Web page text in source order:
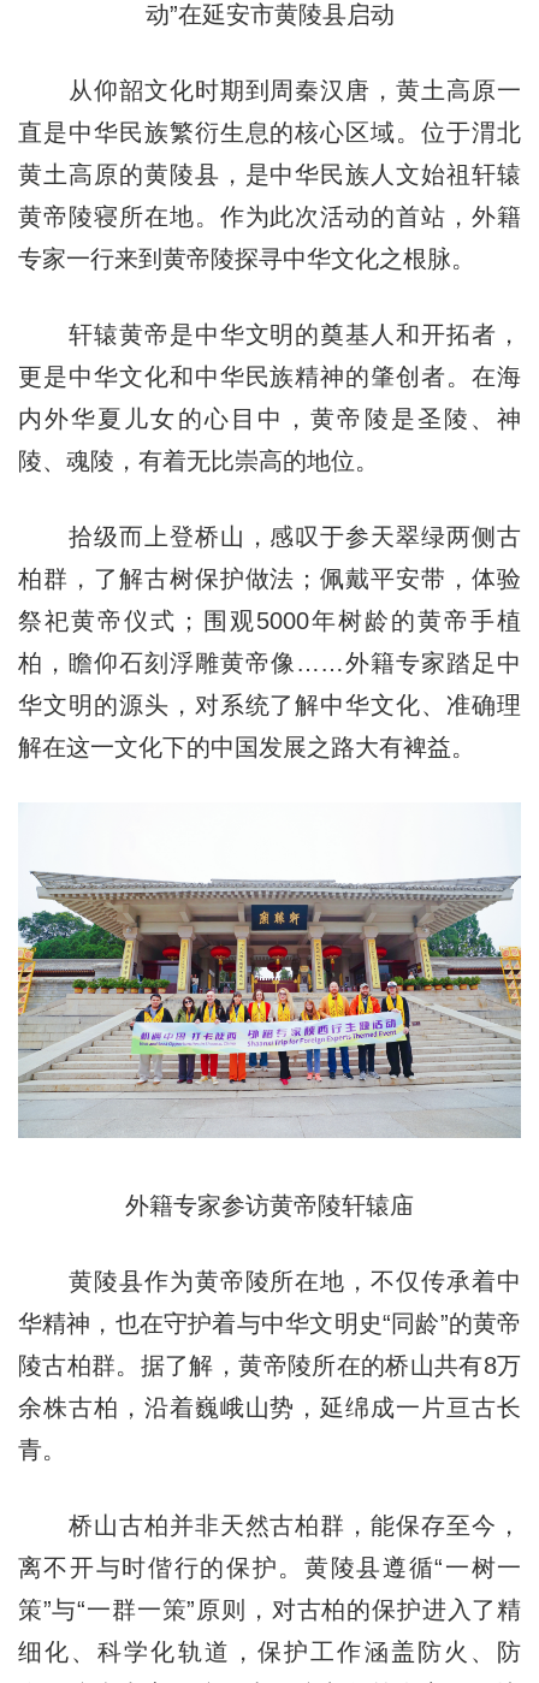
动”在延安市黄陵县启动
从仰韶文化时期到周秦汉唐，黄土高原一
直是中华民族繁衍生息的核心区域。位于渭北
黄土高原的黄陵县，是中华民族人文始祖轩辕
黄帝陵寝所在地。作为此次活动的首站，外籍
专家一行来到黄帝陵探寻中华文化之根脉。
轩辕黄帝是中华文明的奠基人和开拓者，
更是中华文化和中华民族精神的肇创者。在海
内外华夏儿女的心目中，黄帝陵是圣陵、神
陵、魂陵，有着无比崇高的地位。
拾级而上登桥山，感叹于参天翠绿两侧古
柏群，了解古树保护做法；佩戴平安带，体验
祭祀黄帝仪式；围观5000年树龄的黄帝手植
柏，瞻仰石刻浮雕黄帝像……外籍专家踏足中
华文明的源头，对系统了解中华文化、准确理
解在这一文化下的中国发展之路大有裨益。
外籍专家参访黄帝陵轩辕庙
黄陵县作为黄帝陵所在地，不仅传承着中
华精神，也在守护着与中华文明史“同龄”的黄帝
陵古柏群。据了解，黄帝陵所在的桥山共有8万
余株古柏，沿着巍峨山势，延绵成一片亘古长
青。
桥山古柏并非天然古柏群，能保存至今，
离不开与时偕行的保护。黄陵县遵循“一树一
策”与“一群一策”原则，对古柏的保护进入了精
细化、科学化轨道，保护工作涵盖防火、防